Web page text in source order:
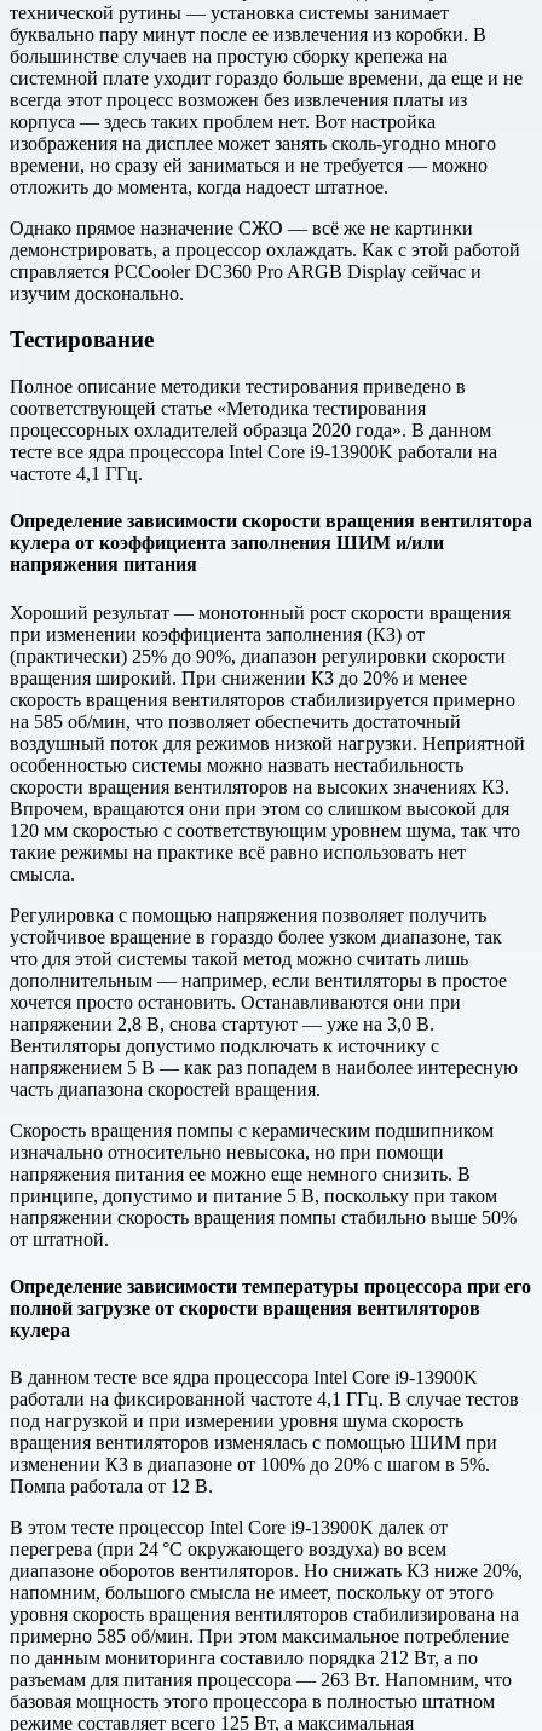
технической рутины — установка системы занимает
буквально пару минут после ее извлечения из коробки. В
большинстве случаев на простую сборку крепежа на
системной плате уходит гораздо больше времени, да еще и не
всегда этот процесс возможен без извлечения платы из
корпуса — здесь таких проблем нет. Вот настройка
изображения на дисплее может занять сколь-угодно много
времени, но сразу ей заниматься и не требуется — можно
отложить до момента, когда надоест штатное.
Однако прямое назначение СЖО — всё же не картинки
демонстрировать, а процессор охлаждать. Как с этой работой
справляется PCCooler DC360 Pro ARGB Display сейчас и
изучим досконально.
Тестирование
Полное описание методики тестирования приведено в
соответствующей статье «Методика тестирования
процессорных охладителей образца 2020 года». В данном
тесте все ядра процессора Intel Core i9-13900K работали на
частоте 4,1 ГГц.
Определение зависимости скорости вращения вентилятора
кулера от коэффициента заполнения ШИМ и/или
напряжения питания
Хороший результат — монотонный рост скорости вращения
при изменении коэффициента заполнения (КЗ) от
(практически) 25% до 90%, диапазон регулировки скорости
вращения широкий. При снижении КЗ до 20% и менее
скорость вращения вентиляторов стабилизируется примерно
на 585 об/мин, что позволяет обеспечить достаточный
воздушный поток для режимов низкой нагрузки. Неприятной
особенностью системы можно назвать нестабильность
скорости вращения вентиляторов на высоких значениях КЗ.
Впрочем, вращаются они при этом со слишком высокой для
120 мм скоростью с соответствующим уровнем шума, так что
такие режимы на практике всё равно использовать нет
смысла.
Регулировка с помощью напряжения позволяет получить
устойчивое вращение в гораздо более узком диапазоне, так
что для этой системы такой метод можно считать лишь
дополнительным — например, если вентиляторы в простое
хочется просто остановить. Останавливаются они при
напряжении 2,8 В, снова стартуют — уже на 3,0 В.
Вентиляторы допустимо подключать к источнику с
напряжением 5 В — как раз попадем в наиболее интересную
часть диапазона скоростей вращения.
Скорость вращения помпы с керамическим подшипником
изначально относительно невысока, но при помощи
напряжения питания ее можно еще немного снизить. В
принципе, допустимо и питание 5 В, поскольку при таком
напряжении скорость вращения помпы стабильно выше 50%
от штатной.
Определение зависимости температуры процессора при его
полной загрузке от скорости вращения вентиляторов
кулера
В данном тесте все ядра процессора Intel Core i9-13900K
работали на фиксированной частоте 4,1 ГГц. В случае тестов
под нагрузкой и при измерении уровня шума скорость
вращения вентиляторов изменялась с помощью ШИМ при
изменении КЗ в диапазоне от 100% до 20% с шагом в 5%.
Помпа работала от 12 В.
В этом тесте процессор Intel Core i9-13900K далек от
перегрева (при 24 °C окружающего воздуха) во всем
диапазоне оборотов вентиляторов. Но снижать КЗ ниже 20%,
напомним, большого смысла не имеет, поскольку от этого
уровня скорость вращения вентиляторов стабилизирована на
примерно 585 об/мин. При этом максимальное потребление
по данным мониторинга составило порядка 212 Вт, а по
разъемам для питания процессора — 263 Вт. Напомним, что
базовая мощность этого процессора в полностью штатном
режиме составляет всего 125 Вт, а максимальная